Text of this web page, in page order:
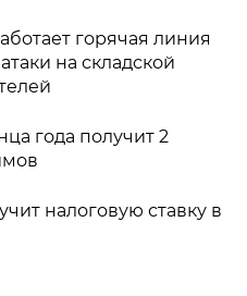
горячая линия
на складской
года получит 2
налоговую ставку в